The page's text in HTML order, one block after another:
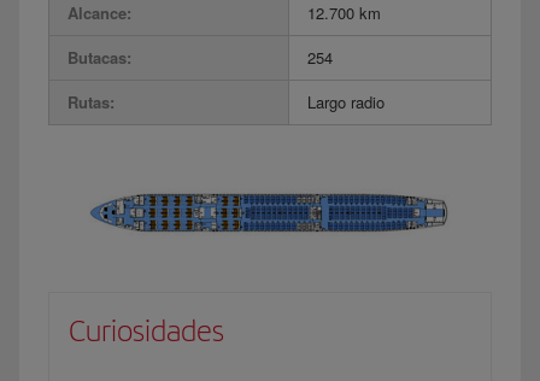
Alcance:
12.700 km
Butacas:
254
Rutas:
Largo radio
Curiosidades